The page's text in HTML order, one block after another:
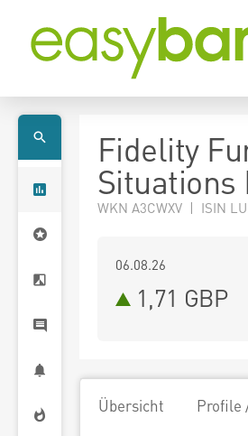
Fidelity
Situations
WKN A3CWXV | ISIN
06.08.26
1,71 GBP
Übersicht Profile